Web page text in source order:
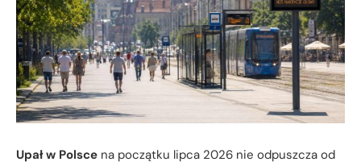
Upał w Polsce na początku lipca 2026 nie odpuszcza od